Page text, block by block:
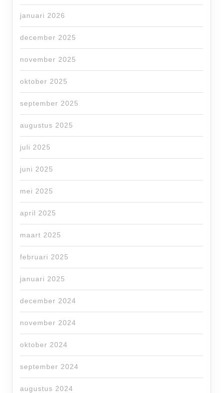
januari 2026
december 2025
november 2025
oktober 2025
september 2025
augustus 2025
juli 2025
juni 2025
mei 2025
april 2025
maart 2025
februari 2025
januari 2025
december 2024
november 2024
oktober 2024
september 2024
augustus 2024